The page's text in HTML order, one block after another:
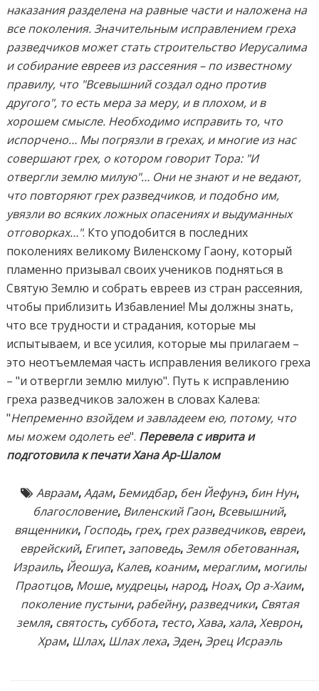
наказания разделена на равные части и наложена на
все поколения. Значительным исправлением греха
разведчиков может стать строительство Иерусалима
и собирание евреев из рассеяния – по известному
правилу, что "Всевышний создал одно против
другого", то есть мера за меру, и в плохом, и в
хорошем смысле. Необходимо исправить то, что
испорчено… Мы погрязли в грехах, и многие из нас
совершают грех, о котором говорит Тора: "И
отвергли землю милую"… Они не знают и не ведают,
что повторяют грех разведчиков, и подобно им,
увязли во всяких ложных опасениях и выдуманных
отговорках…". Кто уподобится в последних
поколениях великому Виленскому Гаону, который
пламенно призывал своих учеников подняться в
Святую Землю и собрать евреев из стран рассеяния,
чтобы приблизить Избавление! Мы должны знать,
что все трудности и страдания, которые мы
испытываем, и все усилия, которые мы прилагаем –
это неотъемлемая часть исправления великого греха
– "и отвергли землю милую". Путь к исправлению
греха разведчиков заложен в словах Калева:
"Непременно взойдем и завладеем ею, потому, что
мы можем одолеть ее". Перевела с иврита и
подготовила к печати Хана Ар-Шалом
Авраам,Адам, Бемидбар, бен Йефунэ, бин Нун,
благословение, Виленский Гаон, Всевышний,
вященники, Господь, грех, грех разведчиков, евреи,
еврейский, Египет,заповедь, Земля обетованная,
Израиль, Йеошуа, Калев, коаним, мераглим, могилы
Праотцов, Моше, мудрецы, народ, Ноах, Ор а-Хаим,
поколение пустыни, рабейну, разведчики, Святая
земля, святость, суббота, тесто,Хава,хала,Хеврон,
Храм, Шлах, Шлах леха,Эден,Эрец Исраэль